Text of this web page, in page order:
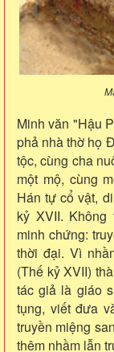
Minh văn "Hậu
phả nhà thờ họ
tộc, cùng cha
một mộ, cùng
Hán tự cổ vật,
kỷ XVII.
minh chứng:
thời đại. Vì
(Thế kỷ XVII)
tác giả là giáo
tụng, viết đưa
truyền miệng
thêm nhầm lẫn